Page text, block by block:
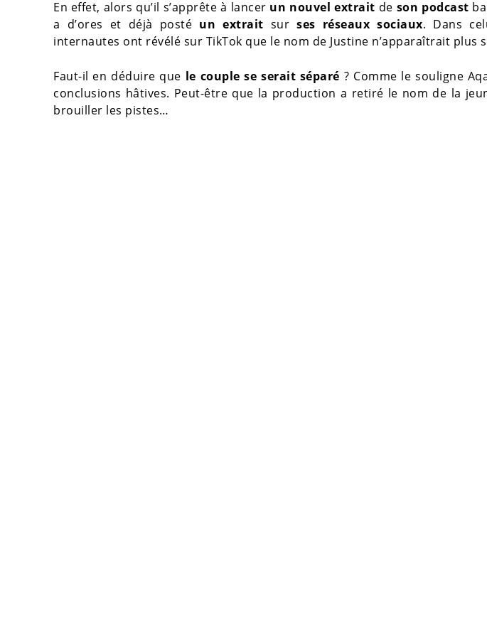
En effet, alors qu’il s’apprête à lancer un nouvel extrait de son podcast
a d’ores et déjà posté un extrait sur ses réseaux sociaux. Dans
internautes ont révélé sur TikTok que le nom de Justine n’apparaîtrait plus
Faut-il en déduire que le couple se serait séparé ? Comme le souligne
conclusions hâtives. Peut-être que la production a retiré le nom de la
brouiller les pistes…